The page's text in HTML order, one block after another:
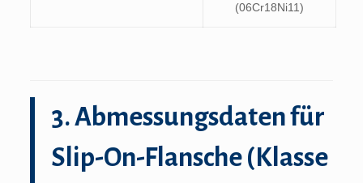
(06Cr18Ni11)
3. Abmessungsdaten für
Slip-On-Flansche (Klasse